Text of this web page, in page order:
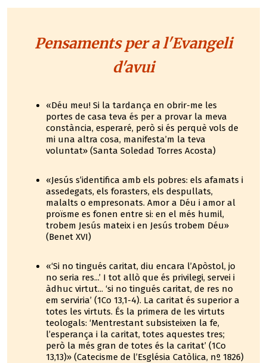
Pensaments per a l'Evangeli
d'avui
«Déu meu! Si la tardança en obrir-me les
portes de casa teva és per a provar la meva
constància, esperaré, però si és perquè vols de
mi una altra cosa, manifesta’m la teva
voluntat» (Santa Soledad Torres Acosta)
«Jesús s’identifica amb els pobres: els afamats i
assedegats, els forasters, els despullats,
malalts o empresonats. Amor a Déu i amor al
proïsme es fonen entre si: en el més humil,
trobem Jesús mateix i en Jesús trobem Déu»
(Benet XVI)
«‘Si no tingués caritat, diu encara l’Apòstol, jo
no seria res...’ I tot allò que és privilegi, servei i
àdhuc virtut... ‘si no tingués caritat, de res no
em serviria’ (1Co 13,1-4). La caritat és superior a
totes les virtuts. És la primera de les virtuts
teologals: ‘Mentrestant subsisteixen la fe,
l’esperança i la caritat, totes aquestes tres;
però la més gran de totes és la caritat’ (1Co
13,13)» (Catecisme de l’Església Catòlica, nº 1826)